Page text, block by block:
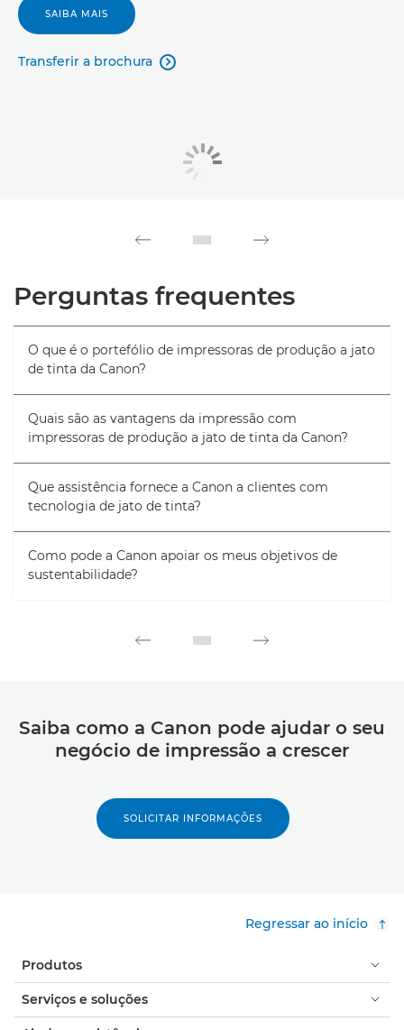
SAIBA MAIS
Transferir a brochura 
Perguntas frequentes
O que é o portefólio de impressoras de produção a jato
de tinta da Canon?
Quais são as vantagens da impressão com
impressoras de produção a jato de tinta da Canon?
Que assistência fornece a Canon a clientes com
tecnologia de jato de tinta?
Como pode a Canon apoiar os meus objetivos de
sustentabilidade?
Saiba como a Canon pode ajudar o seu
negócio de impressão a crescer
SOLICITAR INFORMAÇÕES
Regressar ao início
Produtos
Serviços e soluções